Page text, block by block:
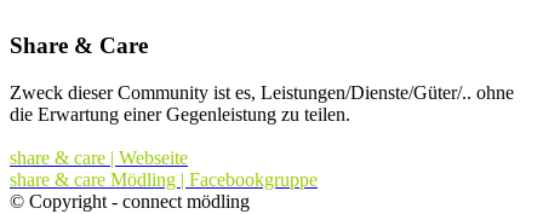
Share & Care
Zweck dieser Community ist es, Leistungen/Dienste/Güter/.. ohne
die Erwartung einer Gegenleistung zu teilen.
share & care | Webseite
share & care Mödling | Facebookgruppe
© Copyright - connect mödling